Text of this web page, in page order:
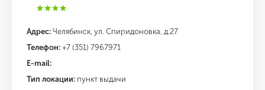
Адрес: Челябинск, ул. Спиридоновка, д.27
Телефон: +7 (351) 7967971
E-mail:
Тип локации: пункт выдачи